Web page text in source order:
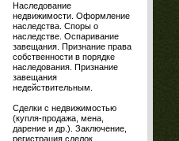
Наследование
недвижимости. Оформление
наследства. Споры о
наследстве. Оспаривание
завещания. Признание права
собственности в порядке
наследования. Признание
завещания
недействительным.
Сделки с недвижимостью
(купля-продажа, мена,
дарение и др.). Заключение,
регистрация сделок.